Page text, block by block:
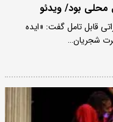
بود/ ویدئو
قابل تامل گفت: «ایده
شجریان…